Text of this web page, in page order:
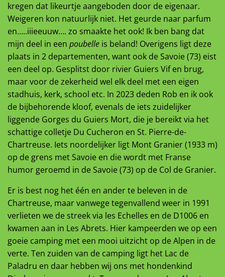
kregen dat likeurtje aangeboden door de eigenaar.
Weigeren kon natuurlijk niet. Het geurde naar parfum
en…..iiieeuuw…. zo smaakte het ook! Ik ben bang dat
mijn deel in een poubelle is beland! Overigens ligt deze
plaats in 2 departementen, want ook de Savoie (73) eist
een deel op. Gesplitst door rivier Guiers Vif en brug,
maar voor de zekerheid wel elk deel met een eigen
stadhuis, kerk, school etc. In 2023 deden Rob en ik ook
de bijbehorende kloof, evenals de iets zuidelijker
liggende Gorges du Guiers Mort, die je bereikt via het
schattige colletje Du Cucheron en St. Pierre-de-
Chartreuse. Iets noordelijker ligt Mont Granier (1933 m)
op de grens met Savoie en die wordt met Franse
humor geroemd in de Savoie (73) op de Col de Granier.
Er is best nog het één en ander te beleven in de
Chartreuse, maar vanwege tegenvallend weer in 1991
verlieten we de streek via les Echelles en de D1006 en
kwamen aan in Les Abrets. Hier kampeerden we op een
goeie camping met een mooi uitzicht op de Alpen in de
verte. Ten zuiden van de camping ligt het Lac de
Paladru en daar hebben wij ons met hondenkind